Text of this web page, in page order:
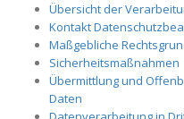
Übersicht der
Kontakt
Maßgebliche
Sicherheitsmaßnahmen
Übermittlung und
Daten